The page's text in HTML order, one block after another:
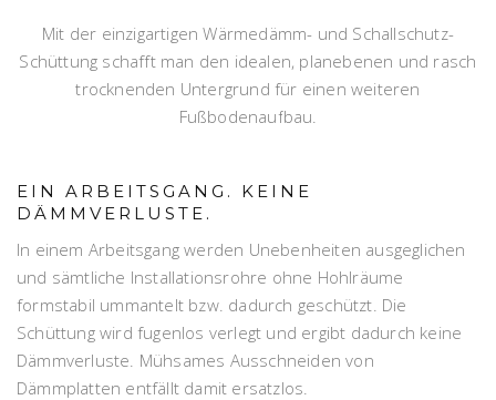
Mit der einzigartigen Wärmedämm- und Schallschutz-
Schüttung schafft man den idealen, planebenen und rasch
trocknenden Untergrund für einen weiteren
Fußbodenaufbau.
EIN ARBEITSGANG. KEINE
DÄMMVERLUSTE.
In einem Arbeitsgang werden Unebenheiten ausgeglichen
und sämtliche Installationsrohre ohne Hohlräume
formstabil ummantelt bzw. dadurch geschützt. Die
Schüttung wird fugenlos verlegt und ergibt dadurch keine
Dämmverluste. Mühsames Ausschneiden von
Dämmplatten entfällt damit ersatzlos.